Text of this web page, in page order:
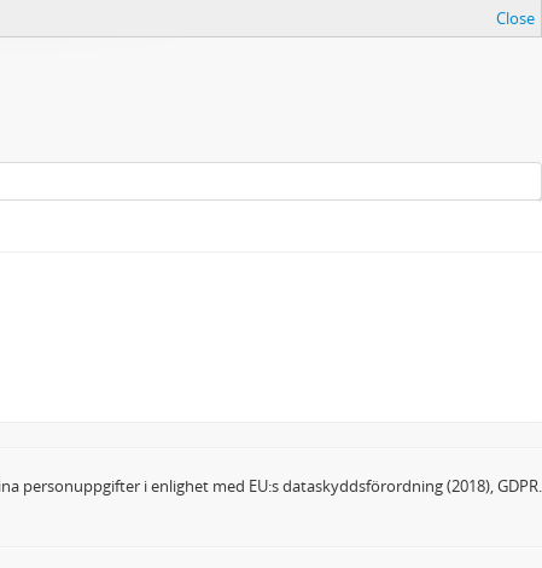
Close
personuppgifter i enlighet med EU:s dataskyddsförordning (2018), GDPR.